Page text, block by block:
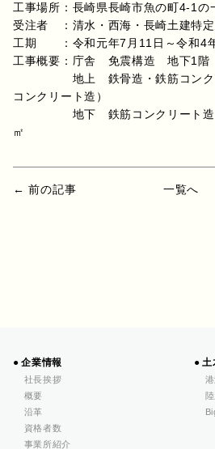
工事場所：長崎県長崎市魚の町4-1
受注者 ：清水・西海・長崎土建特
工期 ：令和元年7月11日～令和4
工事概要：庁舎 免震構造 地下1
地上 鉄骨造・鉄筋コンクリ
コンクリート造）
地下 鉄筋コンクリート造
㎡
← 前の記事 一覧へ
企業情報
社長挨拶
概要
沿革
資格者数
事業所紹介
土